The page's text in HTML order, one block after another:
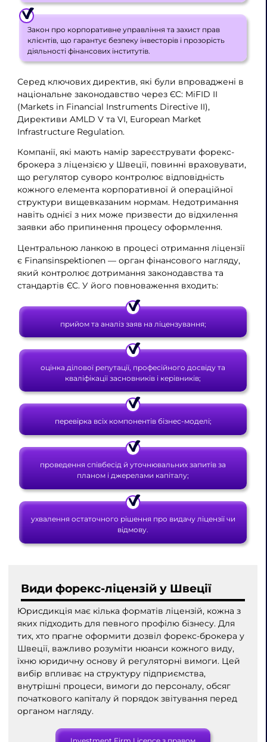
Закон про корпоративне управління та захист прав
клієнтів, що гарантує безпеку інвесторів і прозорість
діяльності фінансових інститутів.
Серед ключових директив, які були впроваджені в
національне законодавство через ЄС: MiFID II
(Markets in Financial Instruments Directive II),
Директиви AMLD V та VI, European Market
Infrastructure Regulation.
Компанії, які мають намір зареєструвати форекс-
брокера з ліцензією у Швеції, повинні враховувати,
що регулятор суворо контролює відповідність
кожного елемента корпоративної й операційної
структури вищевказаним нормам. Недотримання
навіть однієї з них може призвести до відхилення
заявки або припинення процесу оформлення.
Центральною ланкою в процесі отримання ліцензії
є Finansinspektionen — орган фінансового нагляду,
який контролює дотримання законодавства та
стандартів ЄС. У його повноваження входить:
прийом та аналіз заяв на ліцензування;
оцінка ділової репутації, професійного досвіду та
кваліфікації засновників і керівників;
перевірка всіх компонентів бізнес-моделі;
проведення співбесід й уточнювальних запитів за
планом і джерелами капіталу;
ухвалення остаточного рішення про видачу ліцензії чи
відмову.
Види форекс-ліцензій у Швеції
Юрисдикція має кілька форматів ліцензій, кожна з
яких підходить для певного профілю бізнесу. Для
тих, хто прагне оформити дозвіл форекс-брокера у
Швеції, важливо розуміти нюанси кожного виду,
їхню юридичну основу й регуляторні вимоги. Цей
вибір впливає на структуру підприємства,
внутрішні процеси, вимоги до персоналу, обсяг
початкового капіталу й порядок звітування перед
органом нагляду.